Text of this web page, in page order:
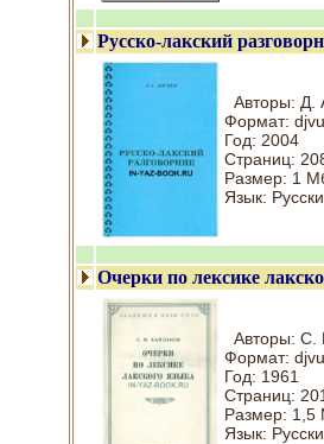
Русско-лакский
Авторы: Д.
Формат: djvu
Год: 2004
Страниц:
Размер: 1
Язык:
Очерки по лексике
Авторы: С.
Формат: djvu
Год: 1961
Страниц:
Размер: 1,5
Язык: